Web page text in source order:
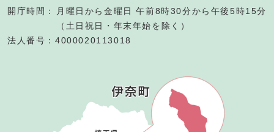
開庁時間：
月曜日から金曜日 午前8時30分から午後5時15分
（土日祝日・年末年始を除く）
法人番号：4000020113018